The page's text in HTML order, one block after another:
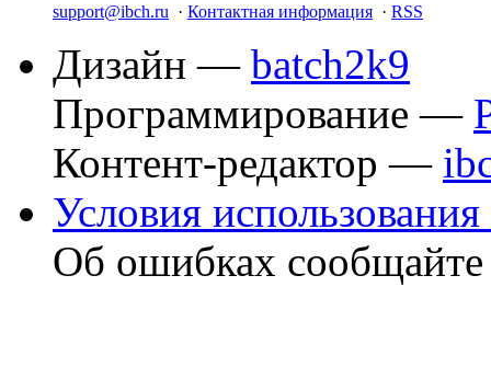
support@ibch.ru · Контактная информация · RSS
Дизайн — batch2k9
Программирование —
Контент-редактор —
Условия использования
Об ошибках